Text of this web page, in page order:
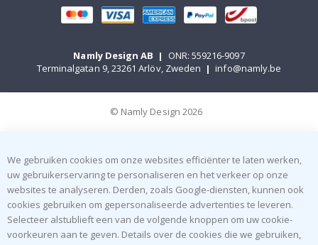
Namly Design AB |
ONR: 559216-9097
Terminalgatan 9, 23261 Arlöv, Zweden | info@namly.be
© Namly Design 2026
We gebruiken cookies om onze websites efficiënter te laten werken,
uw gebruikerservaring te personaliseren en het verkeer op onze
websites te analyseren. Derden, zoals Google-diensten, kunnen ook
cookies gebruiken om gepersonaliseerde advertenties te leveren.
Selecteer alstublieft een van de volgende knoppen om uw cookie-
voorkeuren aan te geven. Details over de cookies die we gebruiken,